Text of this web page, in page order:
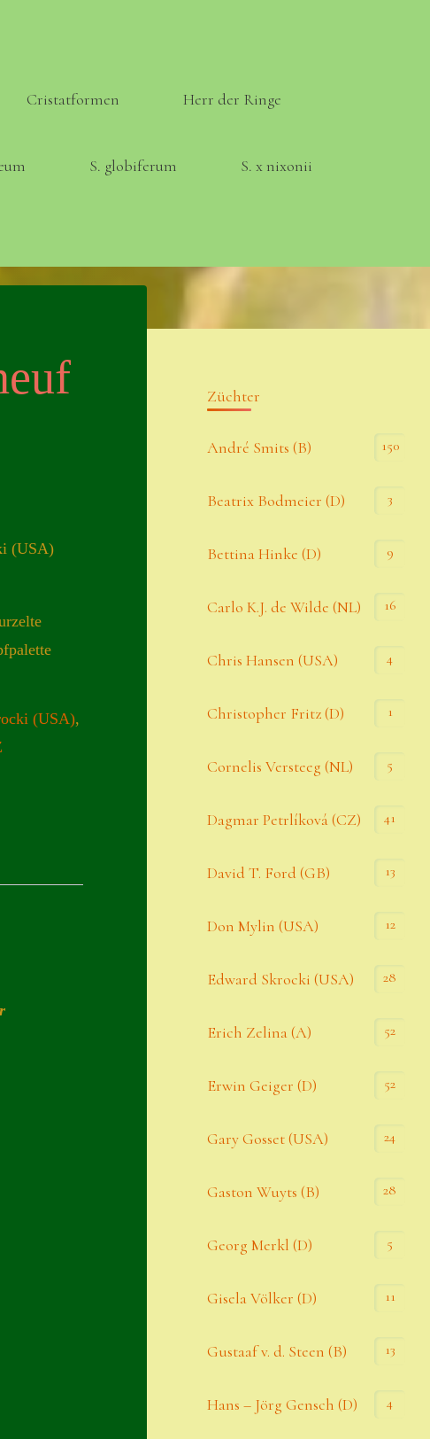
Cristatformen Herr der Ringe
S. globiferum S. x nixonii
Eintrags-Feed
Seiten
Gästebuch
(USA)
(USA),
Züchter
André Smits (B) 150
Beatrix Bodmeier (D) 3
Bettina Hinke (D) 9
Carlo K.J. de Wilde (NL) 16
Chris Hansen (USA) 4
Christopher Fritz (D) 1
Cornelis Versteeg (NL) 5
Dagmar Petrlíková (CZ) 41
David T. Ford (GB) 13
Don Mylin (USA) 12
Edward Skrocki (USA) 28
Erich Zelina (A) 52
Erwin Geiger (D) 52
Gary Gosset (USA) 24
Gaston Wuyts (B) 28
Georg Merkl (D) 5
Gisela Völker (D) 11
Gustaaf v. d. Steen (B) 13
Hans – Jörg Gensch (D) 4